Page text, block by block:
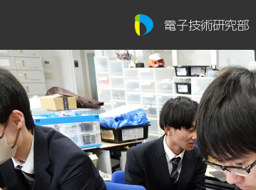
電子技術研究部